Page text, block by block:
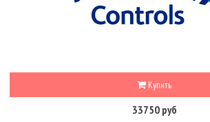
Купить
33750 руб